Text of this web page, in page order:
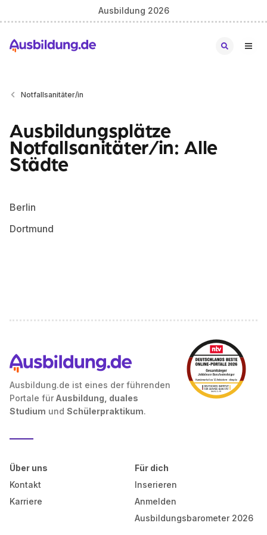
Ausbildung 2026
Notfallsanitäter/in
Ausbildungsplätze
Notfallsanitäter/in: Alle
Städte
Berlin
Dortmund
Ausbildung.de ist eines der führenden
Portale für Ausbildung, duales
Studium und Schülerpraktikum.
Über uns
Kontakt
Karriere
Für dich
Inserieren
Anmelden
Ausbildungsbarometer 2026